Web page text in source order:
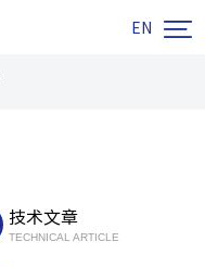
EN 
技术文章
TECHNICAL ARTICLE